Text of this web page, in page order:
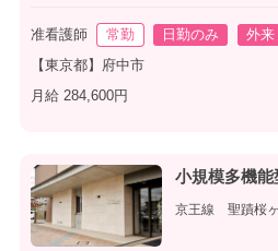
准看護師 常勤 日勤のみ 外来
【東京都】府中市
月給 284,600円
小規模多機
京王線 聖蹟桜